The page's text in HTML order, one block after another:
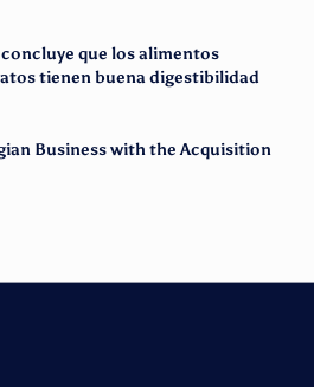
que los alimentos
tienen buena digestibilidad
Business with the Acquisition